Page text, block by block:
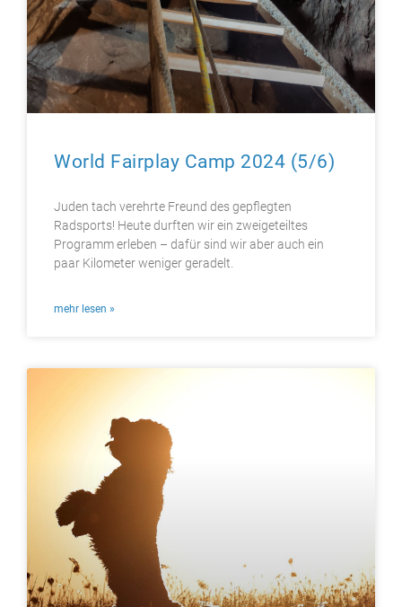
World Fairplay Camp 2024 (5/6)
Juden tach verehrte Freund des gepflegten
Radsports! Heute durften wir ein zweigeteiltes
Programm erleben – dafür sind wir aber auch ein
paar Kilometer weniger geradelt.
mehr lesen »